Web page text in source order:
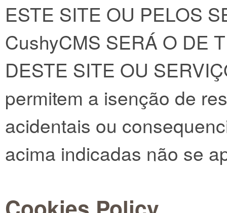
ESTE SITE OU PELOS
CushyCMS SERÁ O DE
DESTE SITE OU
permitem a isenção de
acidentais ou
acima indicadas não se